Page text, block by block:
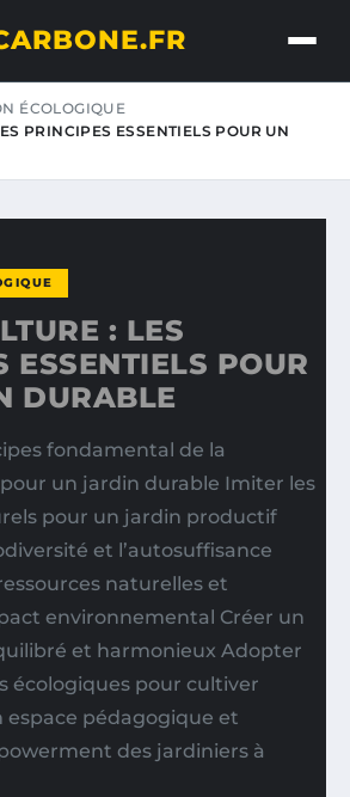
ÉCOLOGIQUE
PRINCIPES ESSENTIELS POUR UN
: LES
ESSENTIELS POUR
DURABLE
fondamental de la
un jardin durable Imiter les
pour un jardin productif
et l’autosuffisance
naturelles et
environnemental Créer un
et harmonieux Adopter
écologiques pour cultiver
espace pédagogique et
des jardiniers à